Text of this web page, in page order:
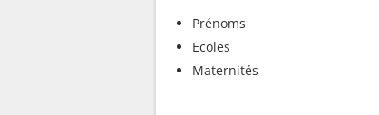
Prénoms
Ecoles
Maternités